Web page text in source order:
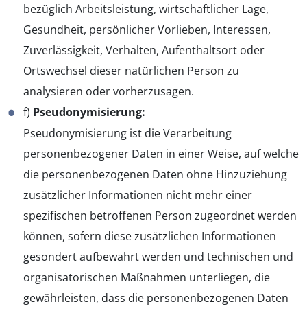
bezüglich Arbeitsleistung, wirtschaftlicher Lage,
Gesundheit, persönlicher Vorlieben, Interessen,
Zuverlässigkeit, Verhalten, Aufenthaltsort oder
Ortswechsel dieser natürlichen Person zu
analysieren oder vorherzusagen.
f) Pseudonymisierung:
Pseudonymisierung ist die Verarbeitung
personenbezogener Daten in einer Weise, auf welche
die personenbezogenen Daten ohne Hinzuziehung
zusätzlicher Informationen nicht mehr einer
spezifischen betroffenen Person zugeordnet werden
können, sofern diese zusätzlichen Informationen
gesondert aufbewahrt werden und technischen und
organisatorischen Maßnahmen unterliegen, die
gewährleisten, dass die personenbezogenen Daten